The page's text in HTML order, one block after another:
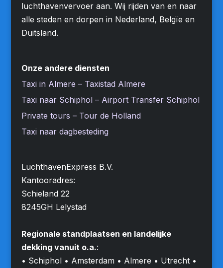
luchthavenvervoer aan. Wij rijden van en naar
alle steden en dorpen in Nederland, Belgïe en
Duitsland.
Onze andere diensten
Taxi in Almere – Taxistad Almere
Taxi naar Schiphol – Airport Transfer Schiphol
Private tours – Tour de Holland
Taxi naar dagbesteding
LuchthavenExpress B.V.
Kantooradres:
Schieland 22
8245GH Lelystad
Regionale standplaatsen en landelijke
dekking vanuit o.a.:
• Schiphol • Amsterdam • Almere • Utrecht •